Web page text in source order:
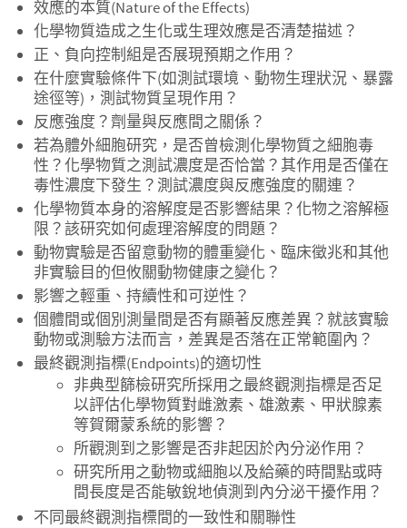
效應的本質(Nature of the Effects)
化學物質造成之生化或生理效應是否清楚描述？
正、負向控制組是否展現預期之作用？
在什麼實驗條件下(如測試環境、動物生理狀況、暴露
途徑等)，測試物質呈現作用？
反應強度？劑量與反應間之關係？
若為體外細胞研究，是否曾檢測化學物質之細胞毒
性？化學物質之測試濃度是否恰當？其作用是否僅在
毒性濃度下發生？測試濃度與反應強度的關連？
化學物質本身的溶解度是否影響結果？化物之溶解極
限？該研究如何處理溶解度的問題？
動物實驗是否留意動物的體重變化、臨床徵兆和其他
非實驗目的但攸關動物健康之變化？
影響之輕重、持續性和可逆性？
個體間或個別測量間是否有顯著反應差異？就該實驗
動物或測驗方法而言，差異是否落在正常範圍內？
最終觀測指標(Endpoints)的適切性
非典型篩檢研究所採用之最終觀測指標是否足
以評估化學物質對雌激素、雄激素、甲狀腺素
等賀爾蒙系統的影響？
所觀測到之影響是否非起因於內分泌作用？
研究所用之動物或細胞以及給藥的時間點或時
間長度是否能敏銳地偵測到內分泌干擾作用？
不同最終觀測指標間的一致性和關聯性